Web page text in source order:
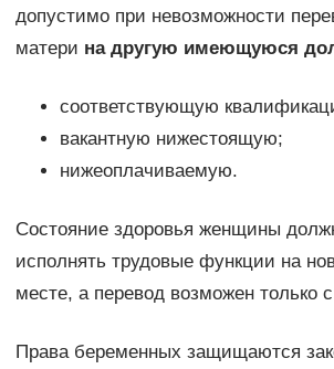
допустимо при невозможности
матери на другую имеющуюся
соответствующую
вакантную нижестоящую;
нижеоплачиваемую.
Состояние здоровья женщины
исполнять трудовые функции на
месте, а перевод возможен только
Права беременных защищаются